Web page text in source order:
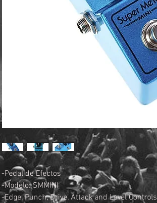
-Pedal de Efectos
-Modelo: SMMINI
-Edge, Punch, Drive, Attack and Level Controls